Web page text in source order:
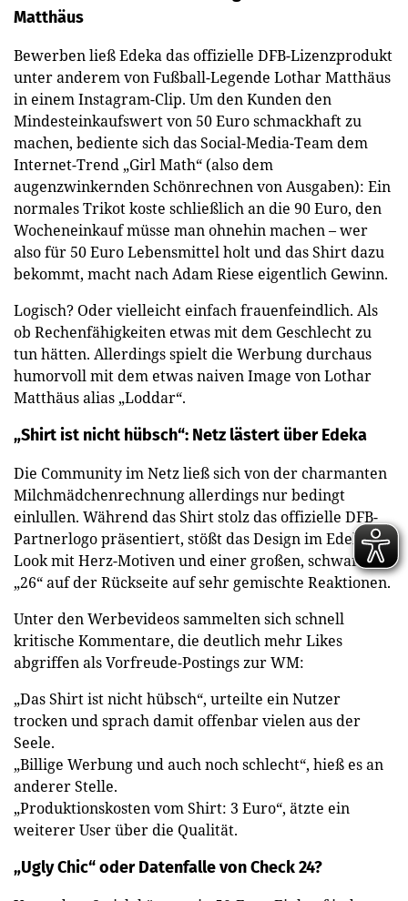
Matthäus
Bewerben ließ Edeka das offizielle DFB-Lizenzprodukt
unter anderem von Fußball-Legende Lothar Matthäus
in einem Instagram-Clip. Um den Kunden den
Mindesteinkaufswert von 50 Euro schmackhaft zu
machen, bediente sich das Social-Media-Team dem
Internet-Trend „Girl Math“ (also dem
augenzwinkernden Schönrechnen von Ausgaben): Ein
normales Trikot koste schließlich an die 90 Euro, den
Wocheneinkauf müsse man ohnehin machen – wer
also für 50 Euro Lebensmittel holt und das Shirt dazu
bekommt, macht nach Adam Riese eigentlich Gewinn.
Logisch? Oder vielleicht einfach frauenfeindlich. Als
ob Rechenfähigkeiten etwas mit dem Geschlecht zu
tun hätten. Allerdings spielt die Werbung durchaus
humorvoll mit dem etwas naiven Image von Lothar
Matthäus alias „Loddar“.
„Shirt ist nicht hübsch“: Netz lästert über Edeka
Die Community im Netz ließ sich von der charmanten
Milchmädchenrechnung allerdings nur bedingt
einlullen. Während das Shirt stolz das offizielle DFB-
Partnerlogo präsentiert, stößt das Design im Edeka-
Look mit Herz-Motiven und einer großen, schwarzen
„26“ auf der Rückseite auf sehr gemischte Reaktionen.
Unter den Werbevideos sammelten sich schnell
kritische Kommentare, die deutlich mehr Likes
abgriffen als Vorfreude-Postings zur WM:
„Das Shirt ist nicht hübsch“, urteilte ein Nutzer
trocken und sprach damit offenbar vielen aus der
Seele.
„Billige Werbung und auch noch schlecht“, hieß es an
anderer Stelle.
„Produktionskosten vom Shirt: 3 Euro“, ätzte ein
weiterer User über die Qualität.
„Ugly Chic“ oder Datenfalle von Check 24?